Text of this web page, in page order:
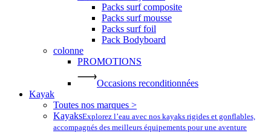
Packs surf composite
Packs surf mousse
Packs surf foil
Pack Bodyboard
colonne
PROMOTIONS
Occasions reconditionnées
Kayak
Toutes nos marques >
KayaksExplorez l’eau avec nos kayaks rigides et gonflables,
accompagnés des meilleurs équipements pour une aventure